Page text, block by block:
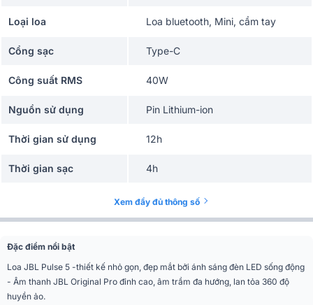
Loại loa Loa bluetooth, Mini, cầm tay
Cổng sạc Type-C
Công suất RMS 40W
Nguồn sử dụng Pin Lithium-ion
Thời gian sử dụng 12h
Thời gian sạc 4h
JBL Original Pro Sound
Tiện ích
có đèn led, Kết nối nhiều loa, Có
Xem đầy đủ thông số
Đặc điểm nổi bật
Loa JBL Pulse 5 -thiết kế nhỏ gọn, đẹp mắt bởi ánh sáng đèn LED sống động
- Âm thanh JBL Original Pro đỉnh cao, âm trầm đa hướng, lan tỏa 360 độ
huyền ảo.